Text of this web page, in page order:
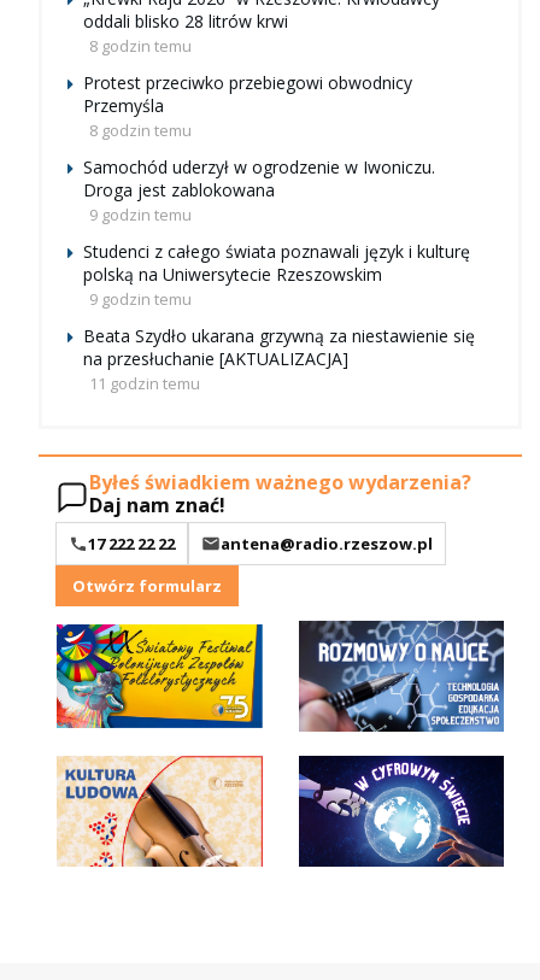
oddali blisko 28 litrów krwi
8 godzin temu
Protest przeciwko przebiegowi obwodnicy
Przemyśla
8 godzin temu
Samochód uderzył w ogrodzenie w Iwoniczu.
Droga jest zablokowana
9 godzin temu
Studenci z całego świata poznawali język i kulturę
polską na Uniwersytecie Rzeszowskim
9 godzin temu
Beata Szydło ukarana grzywną za niestawienie się
na przesłuchanie [AKTUALIZACJA]
11 godzin temu
Byłeś świadkiem ważnego wydarzenia?
Daj nam znać!
17 222 22 22
antena@radio.rzeszow.pl
Otwórz formularz